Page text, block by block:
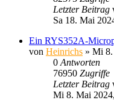
Letzter Beitrag
Sa 18. Mai
Ein RYS352A-
von Heinrichs » Mi
0 Antworten
76950 Zugriffe
Letzter Beitrag
Mi 8. Mai